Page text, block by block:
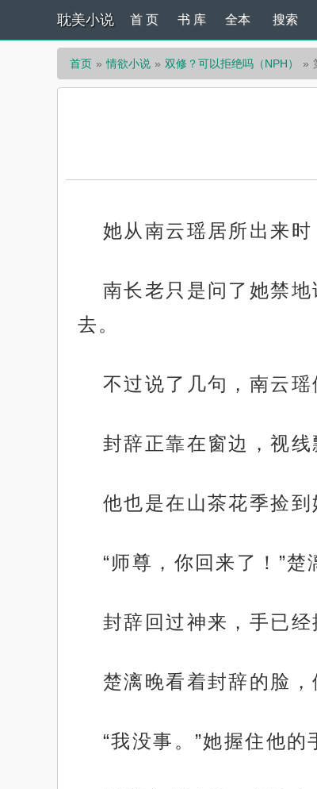
耽美小说 首 页 书 库 全本 搜索
首页 情欲小说 双修？可以拒绝吗（NPH）
她从南云瑶居所出来时
南长老只是问了她禁
去。
不过说了几句，南云
封辞正靠在窗边，视线
他也是在山茶花季捡
“师尊，你回来了！”
封辞回过神来，手已
楚漓晚看着封辞的脸
“我没事。”她握住他